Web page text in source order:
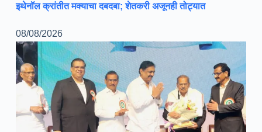
इथेनॉल क्रांतीत मक्याचा दबदबा; शेतकरी अजूनही तोट्यात
08/08/2026